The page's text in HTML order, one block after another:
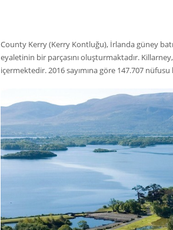
County Kerry (Kerry Kontluğu), İrlanda güney
eyaletinin bir parçasını oluşturmaktadır.
içermektedir. 2016 sayımına göre 147.707